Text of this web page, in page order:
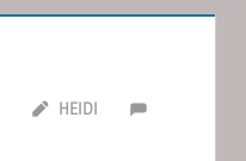
HEIDI